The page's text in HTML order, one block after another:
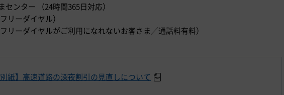
センター （24時間365日対応）
リーダイヤル）
リーダイヤルがご利用になれないお客さま／通話料有料）
別紙】高速道路の深夜割引の見直しについて